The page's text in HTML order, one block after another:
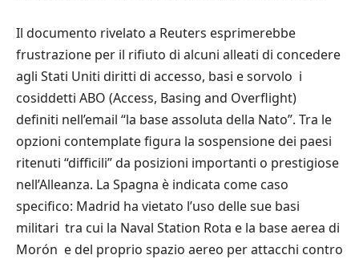
Il documento rivelato a Reuters esprimerebbe
frustrazione per il rifiuto di alcuni alleati di concedere
agli Stati Uniti diritti di accesso, basi e sorvolo  i
cosiddetti ABO (Access, Basing and Overflight) 
definiti nell’email “la base assoluta della Nato”. Tra le
opzioni contemplate figura la sospensione dei paesi
ritenuti “difficili” da posizioni importanti o prestigiose
nell’Alleanza. La Spagna è indicata come caso
specifico: Madrid ha vietato l’uso delle sue basi
militari  tra cui la Naval Station Rota e la base aerea di
Morón  e del proprio spazio aereo per attacchi contro